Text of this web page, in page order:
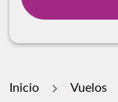
Inicio Vuelos